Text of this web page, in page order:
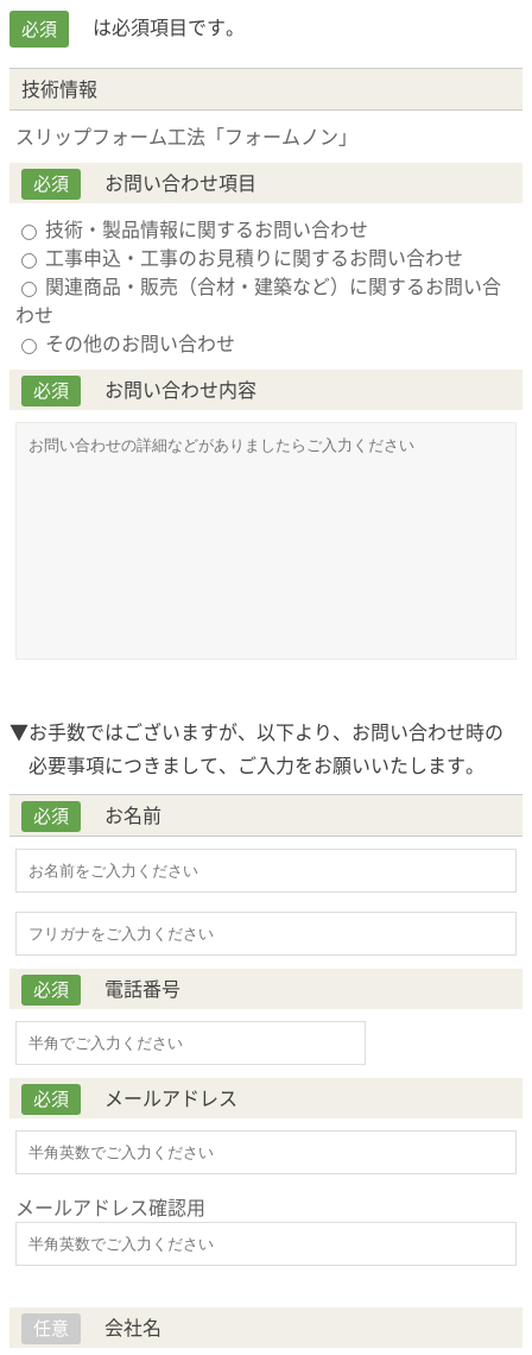
必須 は必須項目です。
技術情報
スリップフォーム工法「フォームノン」
必須 お問い合わせ項目
技術・製品情報に関するお問い合わせ
工事申込・工事のお見積りに関するお問い合わせ
関連商品・販売（合材・建築など）に関するお問い合
わせ
その他のお問い合わせ
必須 お問い合わせ内容
▼お手数ではございますが、以下より、お問い合わせ時の
必要事項につきまして、ご入力をお願いいたします。
必須 お名前
必須 電話番号
必須 メールアドレス
メールアドレス確認用
任意 会社名